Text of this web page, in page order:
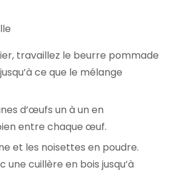
travaillez le beurre pommade
ce que le mélange
d’œufs un à un en
entre chaque œuf.
et les noisettes en poudre.
une cuillère en bois jusqu’à